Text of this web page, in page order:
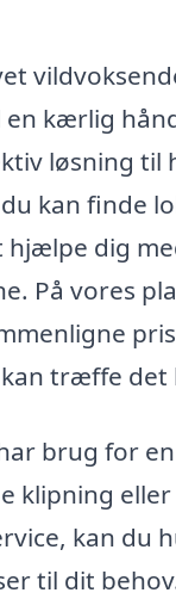
kærlig
løsning til
kan finde
hjælpe dig
På vores
træffe det
brug for en
klipning eller
kan du
til dit